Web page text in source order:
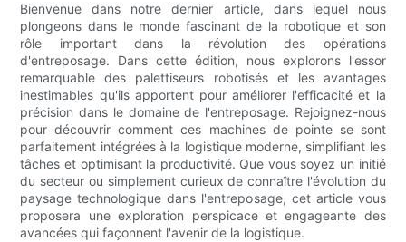
Bienvenue dans notre dernier article, dans lequel nous
plongeons dans le monde fascinant de la robotique et son
rôle important dans la révolution des opérations
d'entreposage. Dans cette édition, nous explorons l'essor
remarquable des palettiseurs robotisés et les avantages
inestimables qu'ils apportent pour améliorer l'efficacité et la
précision dans le domaine de l'entreposage. Rejoignez-nous
pour découvrir comment ces machines de pointe se sont
parfaitement intégrées à la logistique moderne, simplifiant les
tâches et optimisant la productivité. Que vous soyez un initié
du secteur ou simplement curieux de connaître l'évolution du
paysage technologique dans l'entreposage, cet article vous
proposera une exploration perspicace et engageante des
avancées qui façonnent l'avenir de la logistique.